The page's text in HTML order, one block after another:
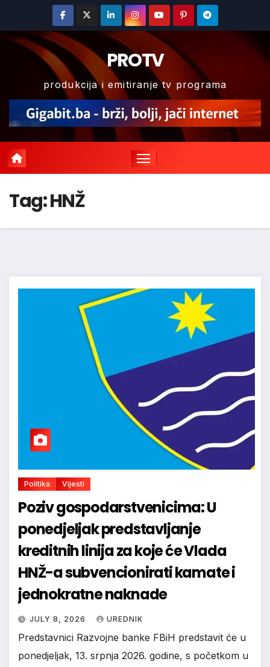
content
PROTV
produkcija i emitiranje tv programa
Tag:HNŽ
Politika Vijesti
Poziv gospodarstvenicima: U
ponedjeljak predstavljanje
kreditnih linija za koje će Vlada
HNŽ-a subvencionirati kamate i
jednokratne naknade
JULY 8, 2026 UREDNIK
Predstavnici Razvojne banke FBiH predstavit će u
ponedjeljak, 13. srpnja 2026. godine, s početkom u